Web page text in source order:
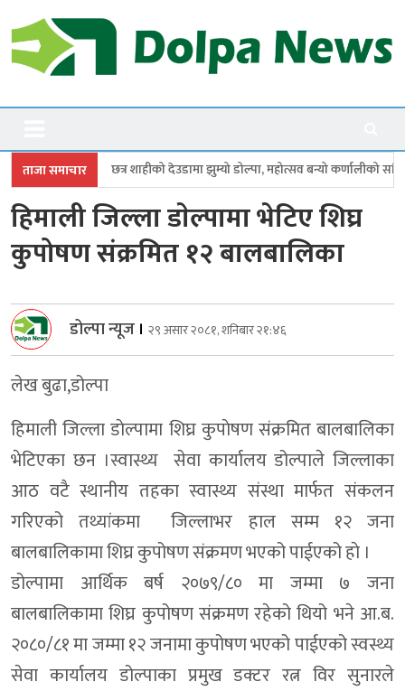
to
content
Dolpanews
ताजा समाचार
देउडामा झुम्यो डोल्पा, महोत्सव बन्यो कर्णालीको सांगीतिक उत्सव
हिमाली जिल्ला डाेल्पामा भेटिए शिघ्र
कुपोषण संक्रमित १२ बालबालिका
डोल्पा न्यूज । २९ असार २०८१, शनिबार २१:४६
लेख बुढा,डोल्पा
हिमाली जिल्ला डाेल्पामा शिघ्र कुपाेषण संक्रमित बालबालिका
भेटिएका छन ।स्वास्थ्य सेवा कार्यालय डोल्पाले जिल्लाका
आठ वटै स्थानीय तहका स्वास्थ्य संस्था मार्फत संकलन
गरिएको तथ्यांकमा जिल्लाभर हाल सम्म १२ जना
बालबालिकामा शिघ्र कुपोषण संक्रमण भएको पाईएको हाे ।
डोल्पामा आर्थिक बर्ष २०७९/८० मा जम्मा ७ जना
बालबालिकामा शिघ्र कुपोषण संक्रमण रहेको थियो भने आ.ब.
२०८०/८१ मा जम्मा १२ जनामा कुपोषण भएको पाईएको स्वस्थ्य
सेवा कार्यालय डोल्पाका प्रमुख डक्टर रत्न विर सुनारले